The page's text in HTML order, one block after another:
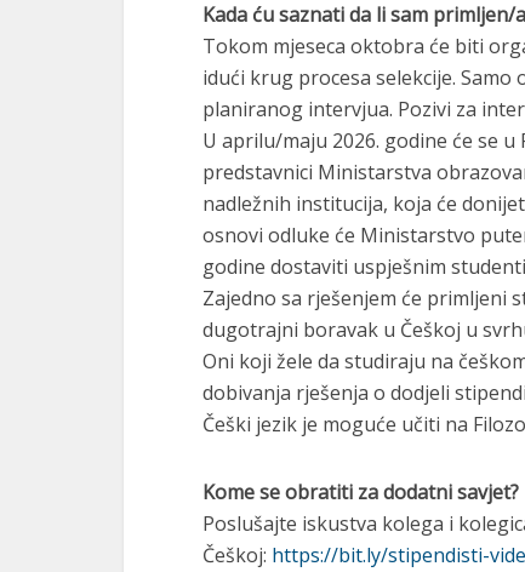
Kada ću saznati da li sam primljen/
Tokom mjeseca oktobra će biti
idući krug procesa selekcije.
planiranog intervjua. Pozivi za
U aprilu/maju 2026. godine će se
predstavnici Ministarstva
nadležnih institucija, koja će
osnovi odluke će Ministarstvo
godine dostaviti uspješnim
Zajedno sa rješenjem će primljeni
dugotrajni boravak u Češkoj u
Oni koji žele da studiraju na
dobivanja rješenja o dodjeli
Češki jezik je moguće učiti na
Kome se obratiti za dodatni savjet?
Poslušajte iskustva kolega i
Češkoj: https://bit.ly/stipendisti-